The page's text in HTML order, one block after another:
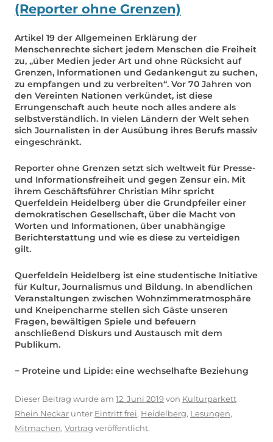
(Reporter ohne Grenzen)
Artikel 19 der Allgemeinen Erklärung der
Menschenrechte sichert jedem Menschen die Freiheit
zu, „über Medien jeder Art und ohne Rücksicht auf
Grenzen, Informationen und Gedankengut zu suchen,
zu empfangen und zu verbreiten“. Vor 70 Jahren von
den Vereinten Nationen verkündet, ist diese
Errungenschaft auch heute noch alles andere als
selbstverständlich. In vielen Ländern der Welt sehen
sich Journalisten in der Ausübung ihres Berufs massiv
eingeschränkt.
Reporter ohne Grenzen setzt sich weltweit für Presse-
und Informationsfreiheit und gegen Zensur ein. Mit
ihrem Geschäftsführer Christian Mihr spricht
Querfeldein Heidelberg über die Grundpfeiler einer
demokratischen Gesellschaft, über die Macht von
Worten und Informationen, über unabhängige
Berichterstattung und wie es diese zu verteidigen
gilt.
Querfeldein Heidelberg ist eine studentische Initiative
für Kultur, Journalismus und Bildung. In abendlichen
Veranstaltungen zwischen Wohnzimmeratmosphäre
und Kneipencharme stellen sich Gäste unseren
Fragen, bewältigen Spiele und befeuern
anschließend Diskurs und Austausch mit dem
Publikum.
− Proteine und Lipide: eine wechselhafte Beziehung
Dieser Beitrag wurde am 12. Juni 2019von Kulturparkett
Rhein Neckar unter Eintritt frei, Heidelberg, Lesungen,
Mitmachen, Vortrag veröffentlicht.